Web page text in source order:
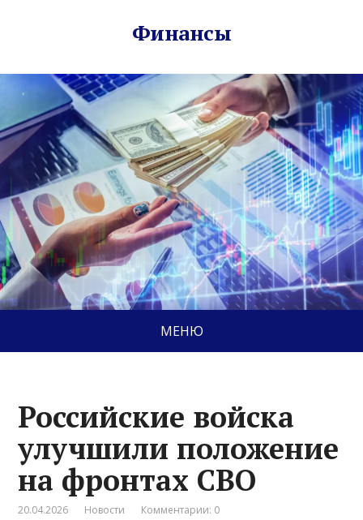
Финансы
МЕНЮ
Российские войска
улучшили положение
на фронтах СВО
20.04.2026 Новости Комментарии: 0